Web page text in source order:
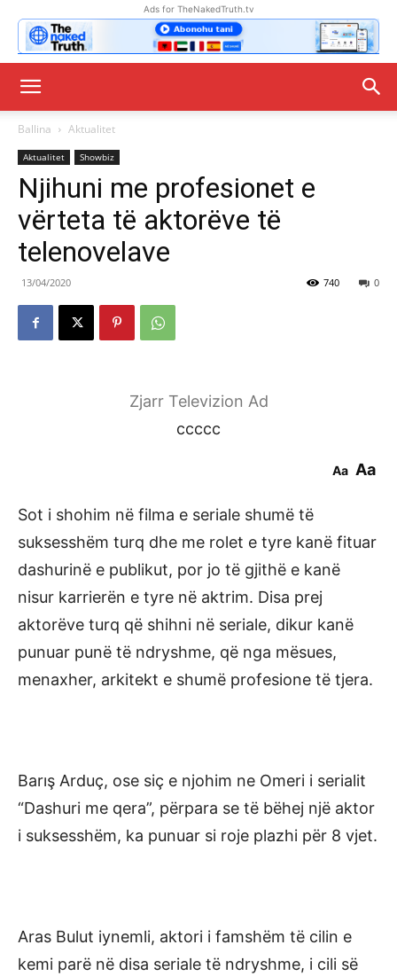
Ads for TheNakedTruth.tv
Ballina Aktualitet
Aktualitet Showbiz
Njihuni me profesionet e
vërteta të aktorëve të
telenovelave
13/04/2020 0
740
Zjarr Televizion Ad
ccccc
Aa Aa
Sot i shohim në filma e seriale shumë të
suksesshëm turq dhe me rolet e tyre kanë fituar
dashurinë e publikut, por jo të gjithë e kanë
nisur karrierën e tyre në aktrim. Disa prej
aktorëve turq që shihni në seriale, dikur kanë
punuar punë të ndryshme, që nga mësues,
menaxher, arkitekt e shumë profesione të tjera.
Barış Arduç, ose siç e njohim ne Omeri i serialit
“Dashuri me qera”, përpara se të bëhej një aktor
i suksesshëm, ka punuar si roje plazhi për 8 vjet.
Aras Bulut iynemli, aktori i famshëm të cilin e
kemi parë në disa seriale të ndryshme, i cili së